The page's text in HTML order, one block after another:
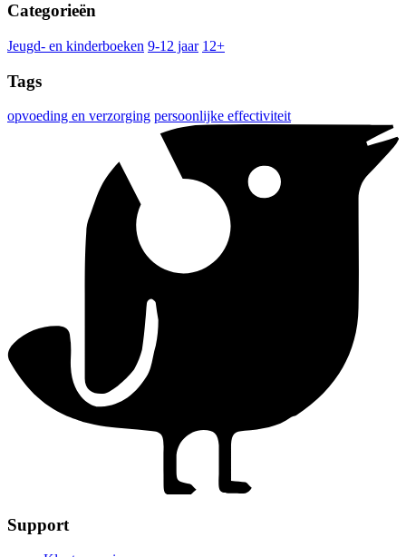
Categorieën
Jeugd- en kinderboeken 9-12 jaar 12+
Tags
opvoeding en verzorging persoonlijke effectiviteit
Support